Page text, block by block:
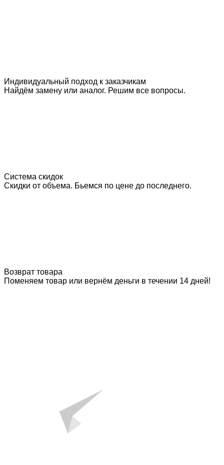
Индивидуальный подход к заказчикам
Найдём замену или аналог. Решим все вопросы.
Система скидок
Скидки от объема. Бьемся по цене до последнего.
Возврат товара
Поменяем товар или вернём деньги в течении 14 дней!